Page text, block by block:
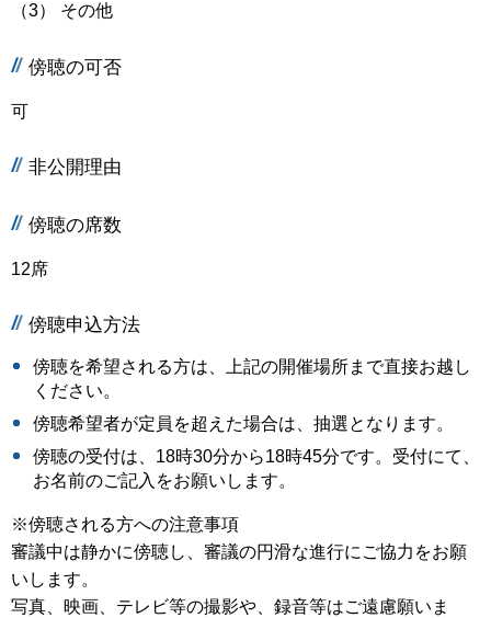
（3） その他
傍聴の可否
可
非公開理由
傍聴の席数
12席
傍聴申込方法
傍聴を希望される方は、上記の開催場所まで直接お越し
ください。
傍聴希望者が定員を超えた場合は、抽選となります。
傍聴の受付は、18時30分から18時45分です。受付にて、
お名前のご記入をお願いします。
※傍聴される方への注意事項
審議中は静かに傍聴し、審議の円滑な進行にご協力をお願
いします。
写真、映画、テレビ等の撮影や、録音等はご遠慮願いま